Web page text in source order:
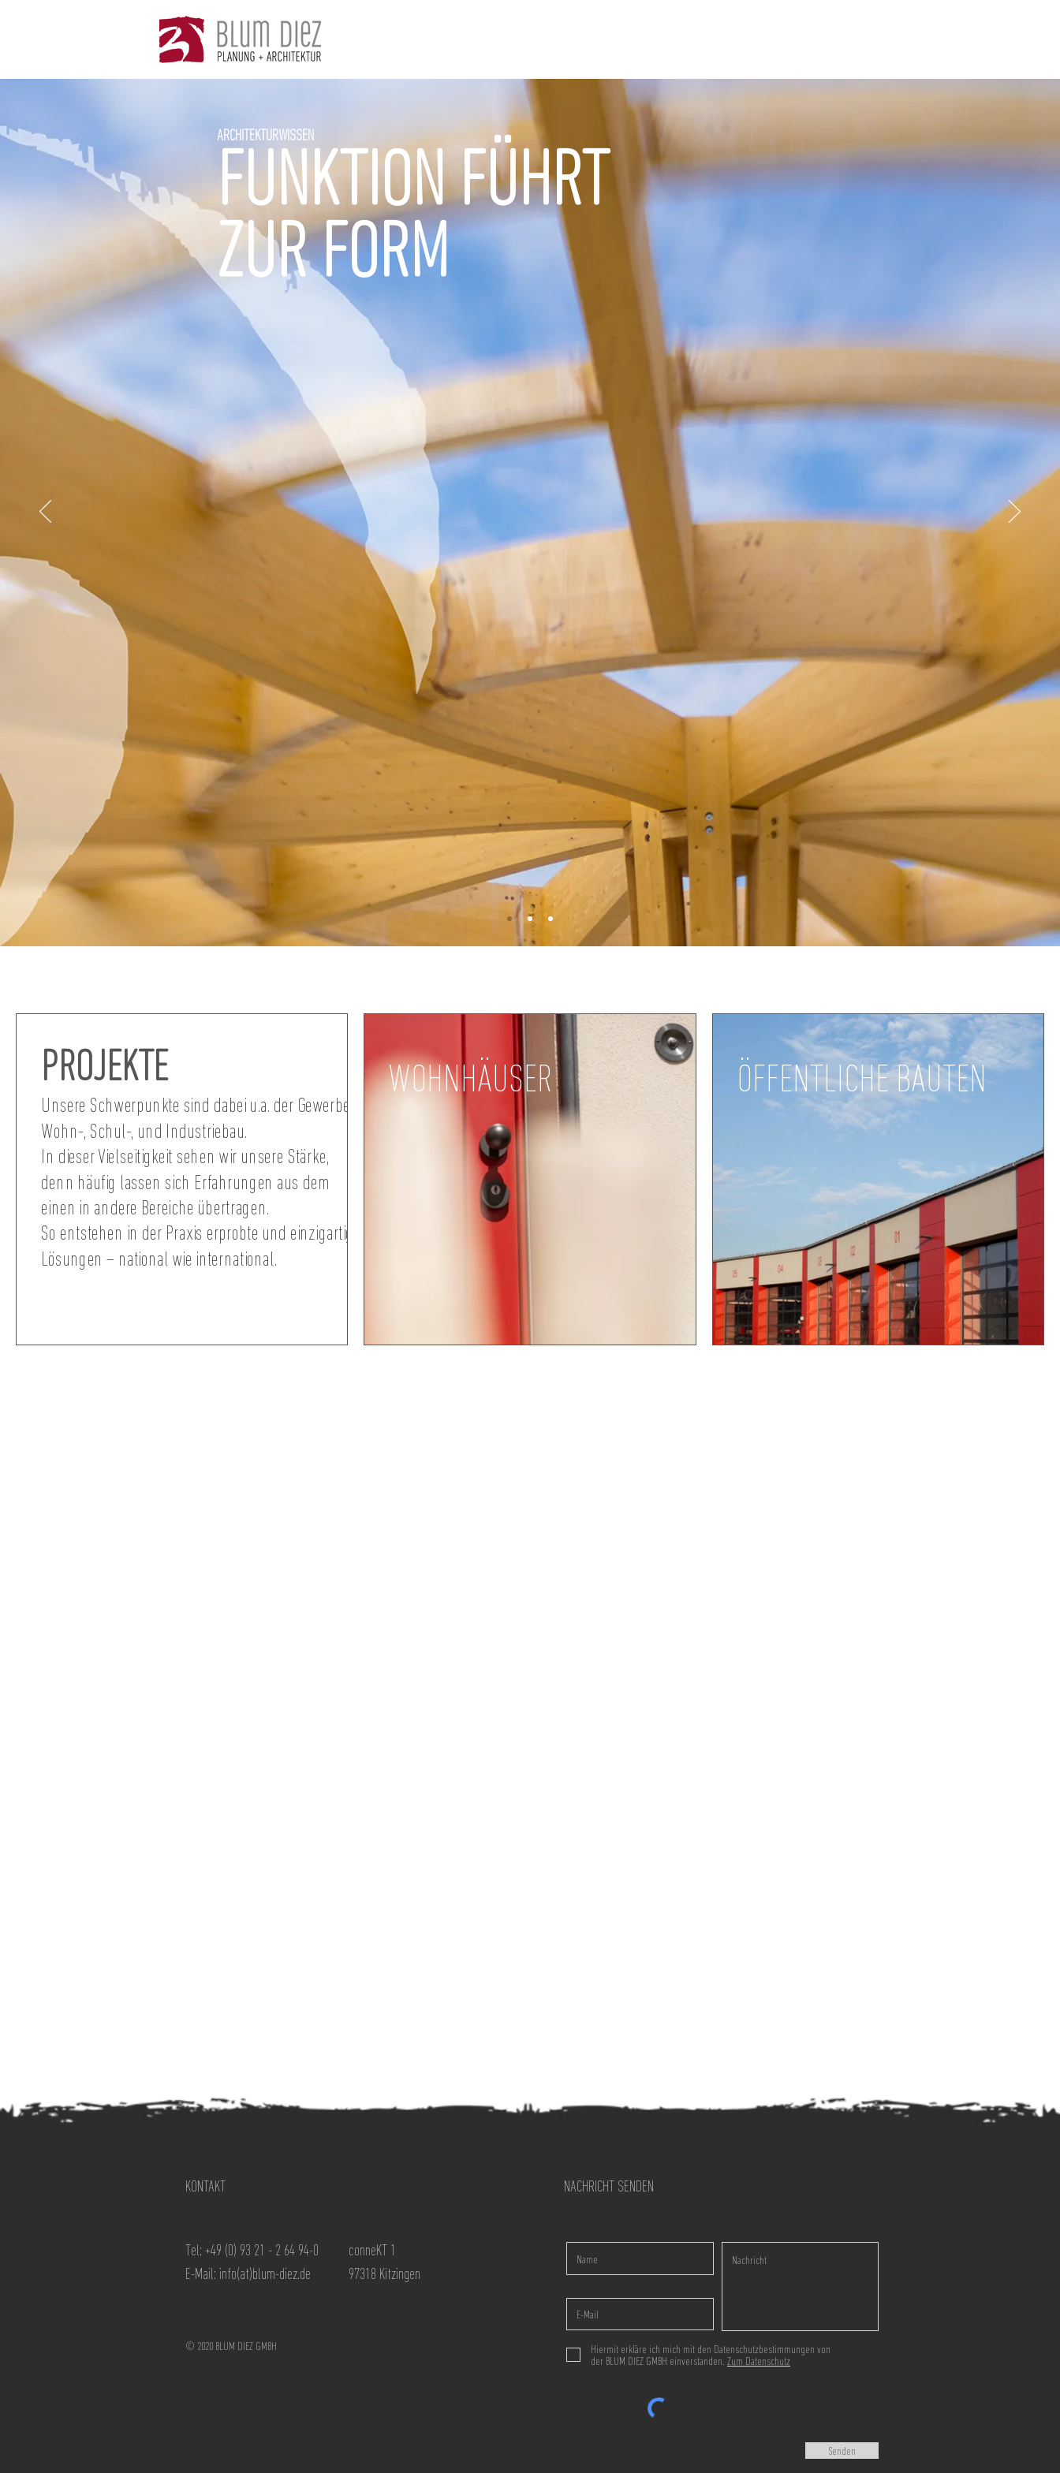
ARCHITEKTURWISSEN
FUNKTION FÜHRT
ZUR FORM
PROJEKTE
Unsere Schwerpunkte sind dabei u.a. der Gewerbe-,
Wohn-, Schul-, und Industriebau.
In dieser Vielseitigkeit sehen wir unsere Stärke,
denn häufig lassen sich Erfahrungen aus dem
einen in andere Bereiche übertragen.
So entstehen in der Praxis erprobte und einzigartige
Lösungen – national wie international.
WOHNHÄUSER ÖFFENTLICHE BAUTEN
KONTAKT
Tel: +49 (0) 93 21 - 2 64 94-0
E-Mail: info(at)blum-diez.de
conneKT 1
97318 Kitzingen
© 2020 BLUM DIEZ GMBH
NACHRICHT SENDEN
Hiermit erkläre ich mich mit den Datenschutzbestimmungen von
der BLUM DIEZ GMBH einverstanden. Zum Datenschutz
Senden